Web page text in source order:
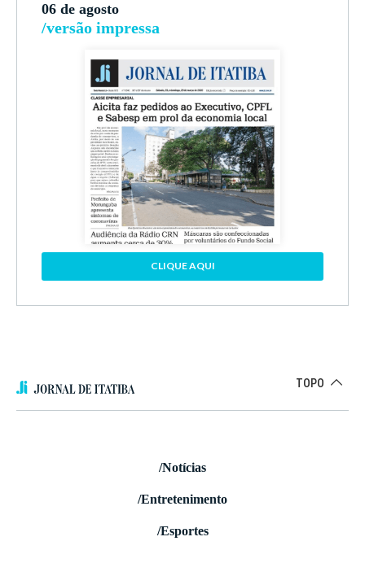
06 de agosto
/versão impressa
CLIQUE AQUI
TOPO
/Notícias
/Entretenimento
/Esportes